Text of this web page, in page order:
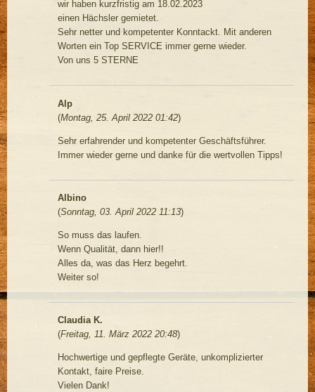
wir haben kurzfristig am 18.02.2023
einen Hächsler gemietet.
Sehr netter und kompetenter Konntackt. Mit anderen
Worten ein Top SERVICE immer gerne wieder.
Von uns 5 STERNE
Alp
(Montag, 25. April 2022 01:42)
Sehr erfahrender und kompetenter Geschäftsführer.
Immer wieder gerne und danke für die wertvollen Tipps!
Albino
(Sonntag, 03. April 2022 11:13)
So muss das laufen.
Wenn Qualität, dann hier!!
Alles da, was das Herz begehrt.
Weiter so!
Claudia K.
(Freitag, 11. März 2022 20:48)
Hochwertige und gepflegte Geräte, unkomplizierter
Kontakt, faire Preise.
Vielen Dank!